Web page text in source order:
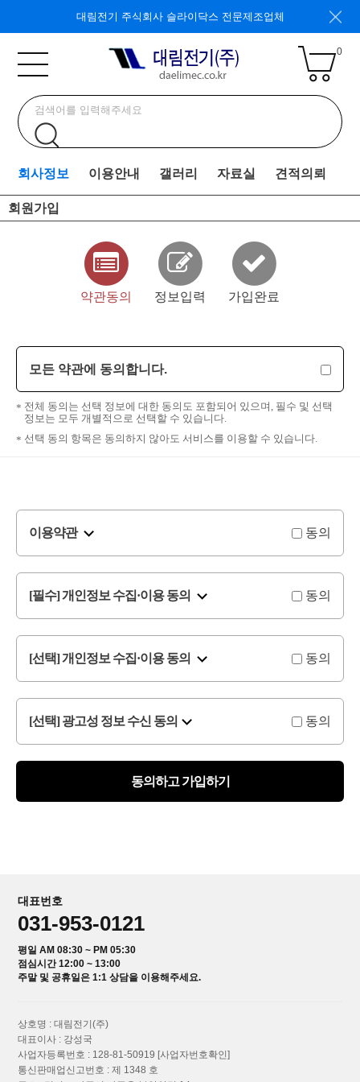
대림전기 주식회사 슬라이닥스 전문제조업체
0
회사정보 이용안내 갤러리 자료실 견적의뢰
회원가입
약관동의 정보입력 가입완료
모든 약관에 동의합니다.
전체 동의는 선택 정보에 대한 동의도 포함되어 있으며, 필수 및 선택
정보는 모두 개별적으로 선택할 수 있습니다.
선택 동의 항목은 동의하지 않아도 서비스를 이용할 수 있습니다.
이용약관 동의
[필수] 개인정보 수집·이용 동의 동의
[선택] 개인정보 수집·이용 동의 동의
[선택] 광고성 정보 수신 동의 동의
동의하고 가입하기
대표번호
031-953-0121
평일 AM 08:30 ~ PM 05:30
점심시간 12:00 ~ 13:00
주말 및 공휴일은 1:1 상담을 이용해주세요.
상호명 : 대림전기(주)
대표이사 : 강성국
사업자등록번호 : 128-81-50919 [사업자번호확인]
통신판매업신고번호 : 제 1348 호